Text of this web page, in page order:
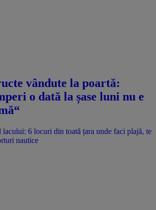
vândute la poartă:
o dată la șase luni nu e
lacului: 6 locuri din toată țara unde faci plajă, te
nautice